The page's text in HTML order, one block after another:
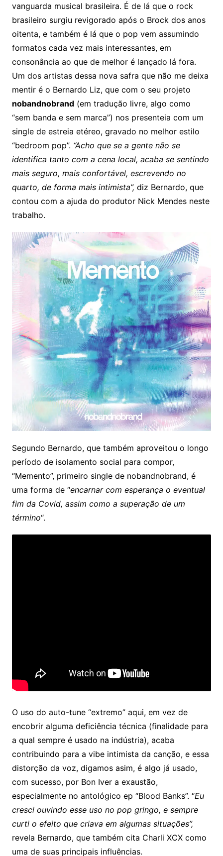
vanguarda musical brasileira. É de lá que o rock
brasileiro surgiu revigorado após o Brock dos anos
oitenta, e também é lá que o pop vem assumindo
formatos cada vez mais interessantes, em
consonância ao que de melhor é lançado lá fora.
Um dos artistas dessa nova safra que não me deixa
mentir é o Bernardo Liz, que com o seu projeto
nobandnobrand(em tradução livre, algo como
“sem banda e sem marca”) nos presenteia com um
single de estreia etéreo, gravado no melhor estilo
“bedroom pop”. “Acho que se a gente não se
identifica tanto com a cena local, acaba se sentindo
mais seguro, mais confortável, escrevendo no
quarto, de forma mais intimista”, diz Bernardo, que
contou com a ajuda do produtor Nick Mendes neste
trabalho.
Segundo Bernardo, que também aproveitou o longo
período de isolamento social para compor,
“Memento”, primeiro single de nobandnobrand, é
uma forma de “encarnar com esperança o eventual
fim da Covid, assim como a superação de um
término“.
O uso do auto-tune “extremo” aqui, em vez de
encobrir alguma deficiência técnica (finalidade para
a qual sempre é usado na indústria), acaba
contribuindo para a vibe intimista da canção, e essa
distorção da voz, digamos asim, é algo já usado,
com sucesso, por Bon Iver a exaustão,
especialmente no antológico ep “Blood Banks”. “Eu
cresci ouvindo esse uso no pop gringo, e sempre
curti o efeito que criava em algumas situações”,
revela Bernardo, que também cita Charli XCX como
uma de suas principais influências.